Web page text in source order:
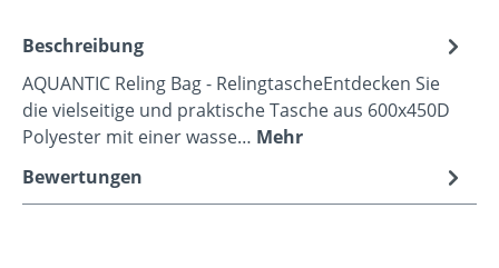
Beschreibung
AQUANTIC Reling Bag - RelingtascheEntdecken Sie
die vielseitige und praktische Tasche aus 600x450D
Polyester mit einer wasse… Mehr
Bewertungen